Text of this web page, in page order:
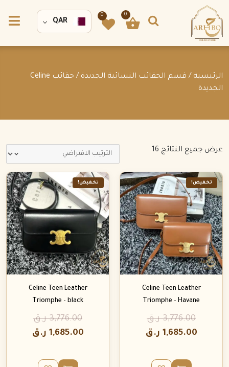
0
0
QAR
الرئيسية / قسم الحقائب النسائية الجديدة
/ حقائب Celine
الجديدة
عرض جميع النتائج 16
تخفيض!
Celine Teen Leather
Triomphe – Havane
3,776.00 ر.ق
1,685.00 ر.ق
تخفيض!
Celine Teen Leather
Triomphe – black
3,776.00 ر.ق
1,685.00 ر.ق